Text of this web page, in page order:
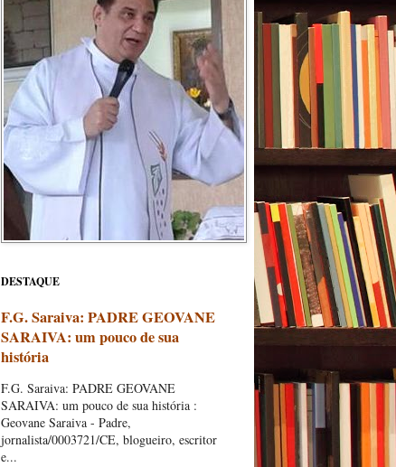
DESTAQUE
F.G. Saraiva: PADRE GEOVANE
SARAIVA: um pouco de sua
história
F.G. Saraiva: PADRE GEOVANE
SARAIVA: um pouco de sua história :
Geovane Saraiva - Padre,
jornalista/0003721/CE, blogueiro, escritor
e...